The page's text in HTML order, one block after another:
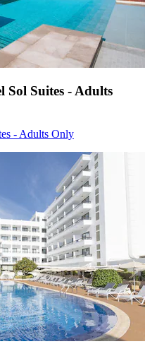
Sol Suites - Adults
- Adults Only